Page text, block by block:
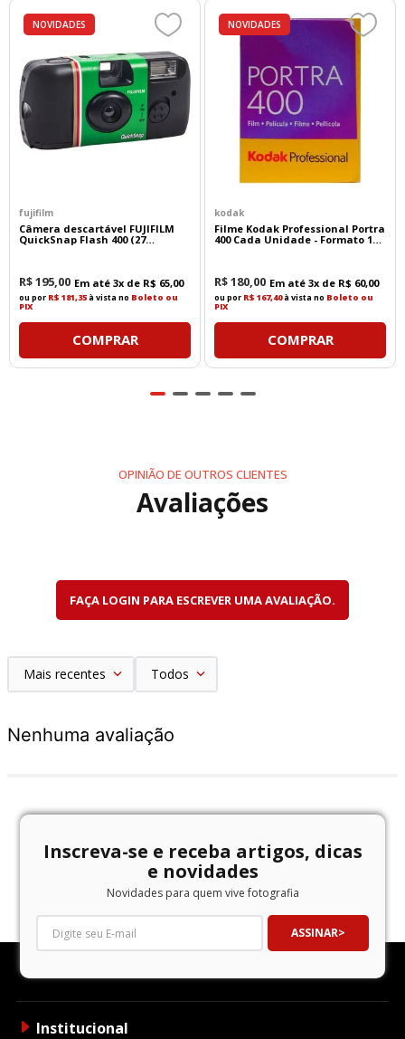
NOVIDADES
fujifilm
Câmera descartável FUJIFILM
QuickSnap Flash 400 (27
R$195,00 Em até 3x de R$ 65,00
ou por R$ 181,35à vista no Boleto ou
PIX
COMPRAR
NOVIDADES
kodak
Filme Kodak Professional Portra
400 Cada Unidade - Formato 135
R$180,00 Em até 3x de R$ 60,00
ou por R$ 167,40à vista no Boleto ou
PIX
COMPRAR
OPINIÃO DE OUTROS CLIENTES
Avaliações
FAÇA LOGIN PARA ESCREVER UMA AVALIAÇÃO.
Mais recentes Todos
Nenhuma avaliação
Inscreva-se e receba artigos, dicas
e novidades
Novidades para quem vive fotografia
ASSINAR
Institucional